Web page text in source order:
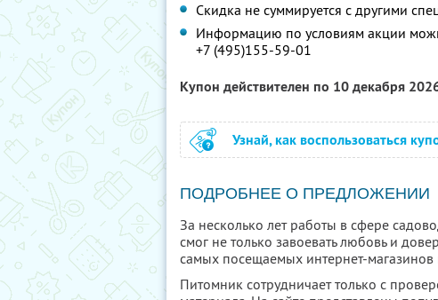
Скидка не суммируется с другими
Информацию по условиям акции
+7 (495)155-59-01
Купон действителен по 10 декабря
Узнай, как воспользоваться
ПОДРОБНЕЕ О ПРЕДЛОЖЕНИИ
За несколько лет работы в сфере
смог не только завоевать любовь и
самых посещаемых интернет-магазинов
Питомник сотрудничает только с